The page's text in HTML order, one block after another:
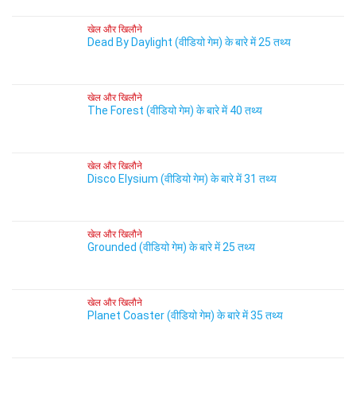
खेल और खिलौने
Dead By Daylight (वीडियो गेम) के बारे में 25 तथ्य
खेल और खिलौने
The Forest (वीडियो गेम) के बारे में 40 तथ्य
खेल और खिलौने
Disco Elysium (वीडियो गेम) के बारे में 31 तथ्य
खेल और खिलौने
Grounded (वीडियो गेम) के बारे में 25 तथ्य
खेल और खिलौने
Planet Coaster (वीडियो गेम) के बारे में 35 तथ्य